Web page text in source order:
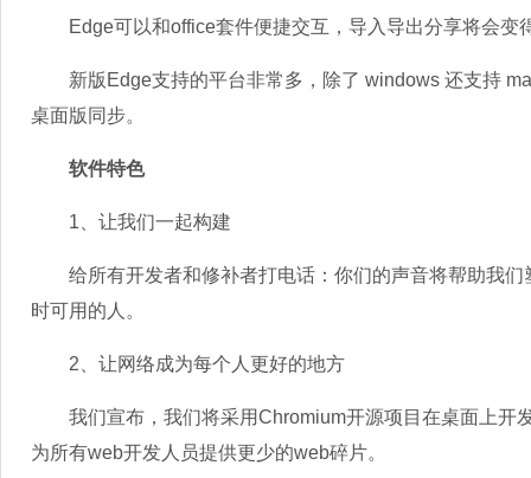
Edge可以和office套件便捷交互，导入导出分享将会变
新版Edge支持的平台非常多，除了 windows 还支持
桌面版同步。
软件特色
1、让我们一起构建
给所有开发者和修补者打电话：你们的声音将帮助我们
时可用的人。
2、让网络成为每个人更好的地方
我们宣布，我们将采用Chromium开源项目在桌面上开
为所有web开发人员提供更少的web碎片。